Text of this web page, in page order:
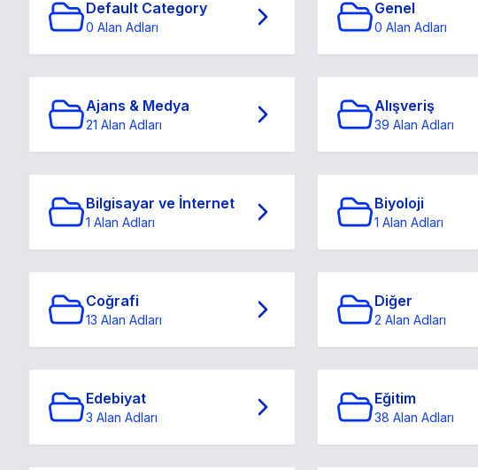
Default Category
0 Alan Adları
Genel
0 Alan Adları
Ajans & Medya
21 Alan Adları
Alışveriş
39 Alan Adları
Bilgisayar ve İnternet
1 Alan Adları
Biyoloji
1 Alan Adları
Coğrafi
13 Alan Adları
Diğer
2 Alan Adları
Edebiyat
3 Alan Adları
Eğitim
38 Alan Adları